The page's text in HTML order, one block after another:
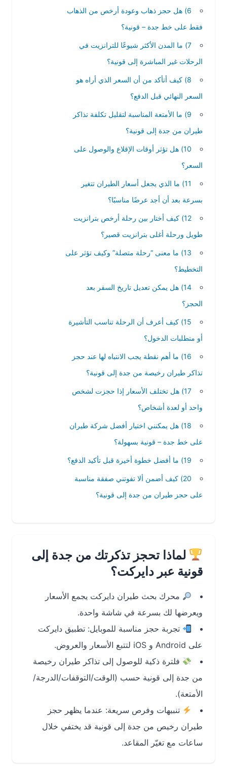
6) هل حجز ذهاب وعودة أرخص من الذهاب
فقط على خط جدة – قونية؟
7) ما المدن الأكثر شيوعًا للترانزيت في
الرحلات غير المباشرة إلى قونية؟
8) كيف أتأكد من أن السعر الذي أراه هو
السعر النهائي قبل الدفع؟
9) ما الأمتعة المناسبة لتقليل تكلفة تذاكر
طيران من جدة إلى قونية؟
10) هل تؤثر أوقات الإقلاع والوصول على
السعر؟
11) ما الذي يجعل أسعار الطيران تتغير
بسرعة بعد أن أجد عرضًا مناسبًا؟
12) كيف أختار بين رحلة أرخص بترانزيت
طويل ورحلة أغلى بترانزيت قصير؟
13) ما معنى “رحلة متصلة” وكيف تؤثر على
التخطيط؟
14) هل يمكن تعديل تاريخ السفر بعد
15) كيف أعرف أن الرحلة تناسب التأشيرة
أو متطلبات الدخول؟
16) ما أهم نقطة يجب الانتباه لها عند حجز
تذاكر طيران رخيصة من جدة إلى قونية؟
17) هل تختلف الأسعار إذا حجزت لشخص
واحد أو لعدة أشخاص؟
18) هل يمكنني اختيار أفضل شركة طيران
على خط جدة – قونية بسهولة؟
20) كيف أضمن ألا تفوتني صفقة مناسبة
على حجز طيران من جدة إلى قونية؟
لماذا تحجز تذكرتك من جدة إلى
قونية عبر دايركت؟
محرك بحث طيران دايركت يجمع الأسعار
ويعرضها لك بسرعة في شاشة واحدة.
تجربة حجز مناسبة للموبايل: تطبيق دايركت
فلترة ذكية للوصول إلى تذاكر طيران رخيصة
من جدة إلى قونية حسب (الوقت/التوقفات/الدرجة/
الأمتعة).
تنبيهات وفرص سريعة: عندما يظهر حجز
طيران رخيص من جدة إلى قونية قد يختفي خلال
ساعات مع تغيّر المقاعد.